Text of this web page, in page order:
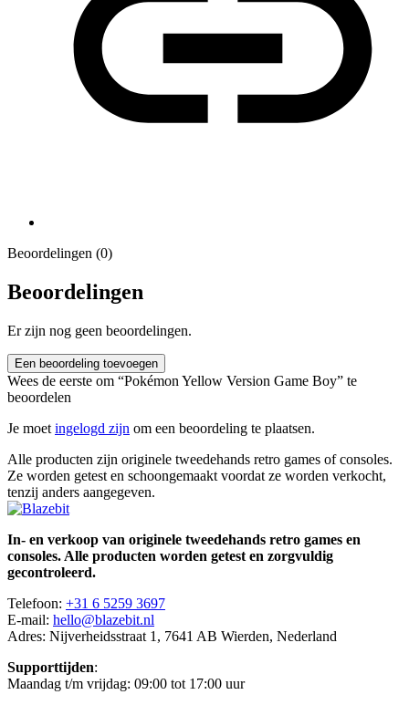
Beoordelingen (0)
Beoordelingen
Er zijn nog geen beoordelingen.
Een beoordeling toevoegen
Wees de eerste om “Pokémon Yellow Version Game Boy” te
beoordelen
Je moet ingelogd zijn om een beoordeling te plaatsen.
Alle producten zijn originele tweedehands retro games of consoles.
Ze worden getest en schoongemaakt voordat ze worden verkocht,
tenzij anders aangegeven.
In- en verkoop van originele tweedehands retro games en
consoles. Alle producten worden getest en zorgvuldig
gecontroleerd.
Telefoon: +31 6 5259 3697
E-mail: hello@blazebit.nl
Adres: Nijverheidsstraat 1, 7641 AB Wierden, Nederland
Supporttijden:
Maandag t/m vrijdag: 09:00 tot 17:00 uur